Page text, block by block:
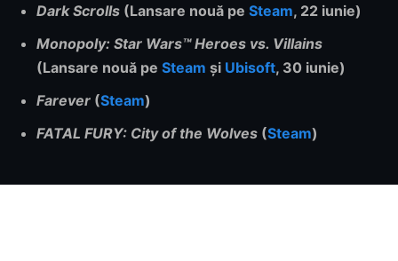
Dark Scrolls (Lansare nouă pe Steam, 22 iunie)
Monopoly: Star Wars™ Heroes vs. Villains
(Lansare nouă pe Steam și Ubisoft, 30 iunie)
Farever (Steam)
FATAL FURY: City of the Wolves (Steam)